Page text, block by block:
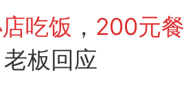
吃饭 ， 200元餐
板回应